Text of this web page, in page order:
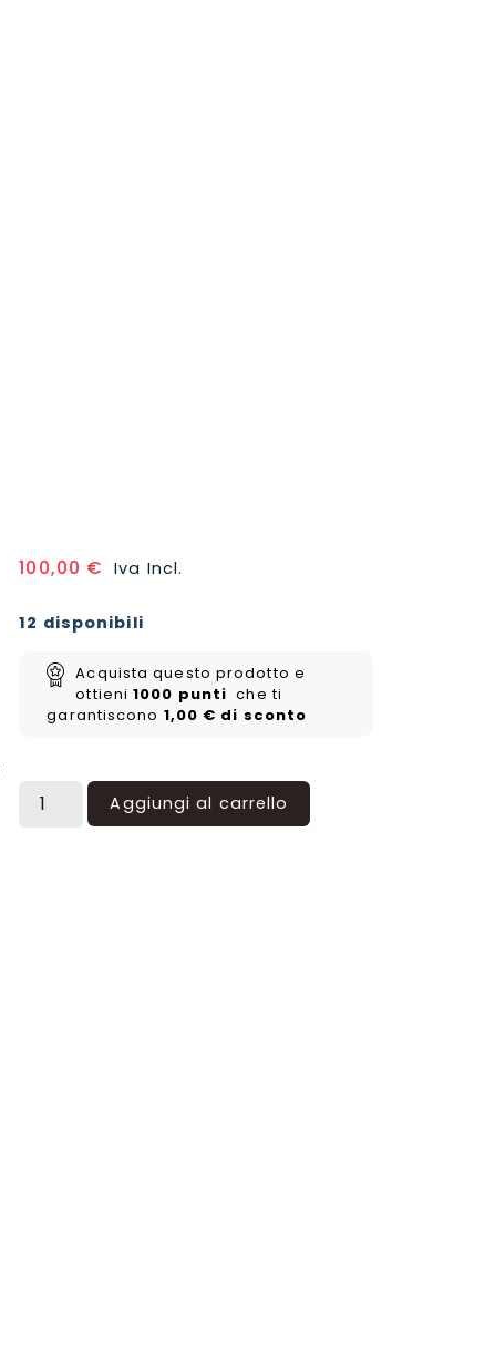
100,00 € Iva Incl.
12 disponibili
Acquista questo prodotto e
ottieni1000 punti che ti
garantiscono 1,00 € di sconto
Aggiungi al carrello